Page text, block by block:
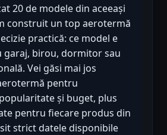
20 de modele din aceeași
construit un top aerotermă
practică: ce model e
birou, dormitor sau
Vei găsi mai jos
pentru
și buget, plus
pentru fiecare produs din
strict datele disponibile